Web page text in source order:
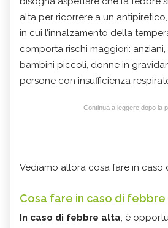
alta per ricorrere a un
in cui l’innalzamento della
comporta rischi maggiori:
bambini piccoli, donne in
persone con insufficienza
Continua a leggere dopo la
Vediamo allora cosa fare in caso
Cosa fare in caso di febbre
In caso di febbre alta, è